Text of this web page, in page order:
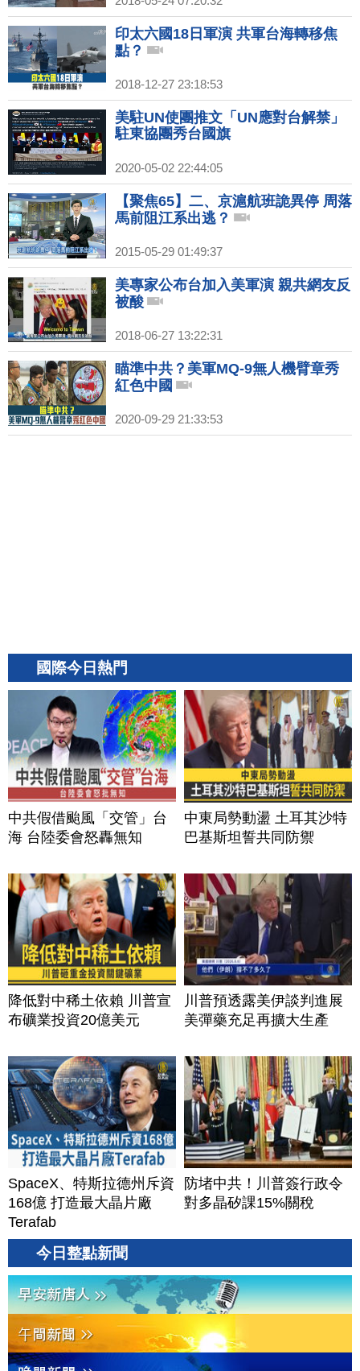
印太六國18日軍演 共軍台海轉移焦
點？
2018-12-27 23:18:53
美駐UN使團推文「UN應對台解禁」
駐東協團秀台國旗
2020-05-02 22:44:05
【聚焦65】二、京滬航班詭異停 周落
馬前阻江系出逃？
2015-05-29 01:49:37
美專家公布台加入美軍演 親共網友反
被酸
2018-06-27 13:22:31
瞄準中共？美軍MQ-9無人機臂章秀
紅色中國
2020-09-29 21:33:53
國際今日熱門
中共假借颱風「交管」台
海 台陸委會怒轟無知
中東局勢動盪 土耳其沙特
巴基斯坦誓共同防禦
降低對中稀土依賴 川普宣
布礦業投資20億美元
川普預透露美伊談判進展
美彈藥充足再擴大生產
SpaceX、特斯拉德州斥資
168億 打造最大晶片廠
Terafab
防堵中共！川普簽行政令
對多晶矽課15%關稅
今日整點新聞